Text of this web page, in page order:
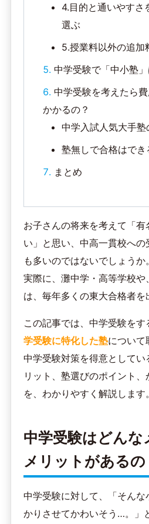
4.目的と通いやすさ
選ぶ
5.授業料以外の追加
中学受験で「中小塾」
中学受験を考えたら
かかるの？
中学入試人気大手塾
塾無しで合格はでき
まとめ
お子さんの将来を考えて「有
い」と思い、中高一貫校へ
も多いのではないでしょうか。
実際に、灘中学・高等学校
は、毎年多くの東大合格者を
この記事では、中学受験をす
学受験に特化した塾について
中学受験対策を得意としてい
リット、塾選びのポイント
を、わかりやすく解説します。
中学受験はどん
メリットがあるの
中学受験に対して、「そん
かりさせてかわいそう…。」